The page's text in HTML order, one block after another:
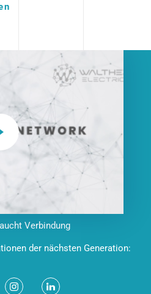
Verbindung
der nächsten Generation: